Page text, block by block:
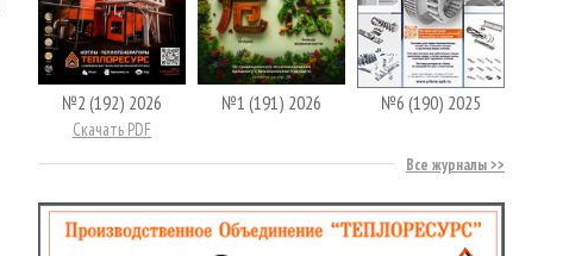
№2 (192) 2026
Скачать PDF
№1 (191) 2026 №6 (190) 2025
Все журналы